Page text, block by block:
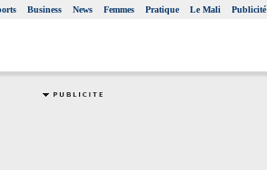
Business News Femmes Pratique Le Mali Publicité